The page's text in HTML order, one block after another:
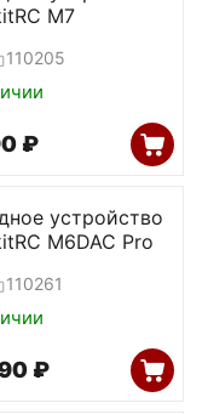
M7
110205
₽
устройство
M6DAC Pro
110261
₽